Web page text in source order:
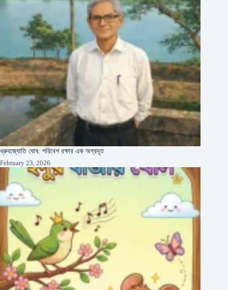
ধ্রুবজ্যোতি ঘোষ: পরিবেশ রক্ষার এক অগ্রদূত
February 23, 2026